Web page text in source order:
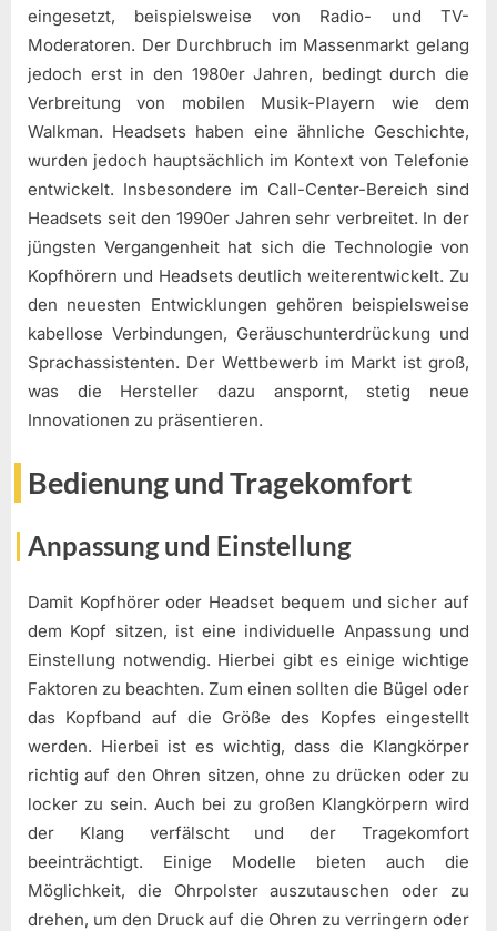
eingesetzt, beispielsweise von Radio- und TV-
Moderatoren. Der Durchbruch im Massenmarkt gelang
jedoch erst in den 1980er Jahren, bedingt durch die
Verbreitung von mobilen Musik-Playern wie dem
Walkman. Headsets haben eine ähnliche Geschichte,
wurden jedoch hauptsächlich im Kontext von Telefonie
entwickelt. Insbesondere im Call-Center-Bereich sind
Headsets seit den 1990er Jahren sehr verbreitet. In der
jüngsten Vergangenheit hat sich die Technologie von
Kopfhörern und Headsets deutlich weiterentwickelt. Zu
den neuesten Entwicklungen gehören beispielsweise
kabellose Verbindungen, Geräuschunterdrückung und
Sprachassistenten. Der Wettbewerb im Markt ist groß,
was die Hersteller dazu anspornt, stetig neue
Innovationen zu präsentieren.
Bedienung und Tragekomfort
Anpassung und Einstellung
Damit Kopfhörer oder Headset bequem und sicher auf
dem Kopf sitzen, ist eine individuelle Anpassung und
Einstellung notwendig. Hierbei gibt es einige wichtige
Faktoren zu beachten. Zum einen sollten die Bügel oder
das Kopfband auf die Größe des Kopfes eingestellt
werden. Hierbei ist es wichtig, dass die Klangkörper
richtig auf den Ohren sitzen, ohne zu drücken oder zu
locker zu sein. Auch bei zu großen Klangkörpern wird
der Klang verfälscht und der Tragekomfort
beeinträchtigt. Einige Modelle bieten auch die
Möglichkeit, die Ohrpolster auszutauschen oder zu
drehen, um den Druck auf die Ohren zu verringern oder